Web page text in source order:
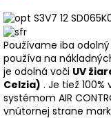
Používame iba odolný
používa na
je odolná voči UV
Celzia) . Je tiež
systémom AIR
vnútornej strane